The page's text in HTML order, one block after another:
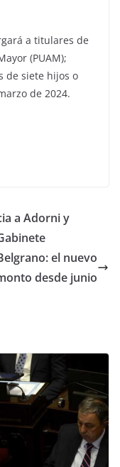
a titulares de
(PUAM);
de siete hijos o
de 2024.
a Adorni y
el nuevo
desde junio